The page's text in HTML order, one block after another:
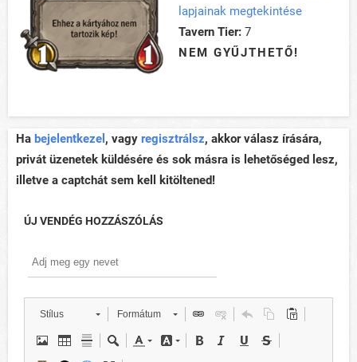
lapjainak megtekintése
Tavern Tier: 7
NEM GYŰJTHETŐ!
Ha bejelentkezel , vagy regisztrálsz, akkor válasz írására,
privát üzenetek küldésére és sok másra is lehetőséged lesz,
illetve a captchát sem kell kitöltened!
ÚJ VENDÉG HOZZÁSZÓLÁS
Stílus Formátum